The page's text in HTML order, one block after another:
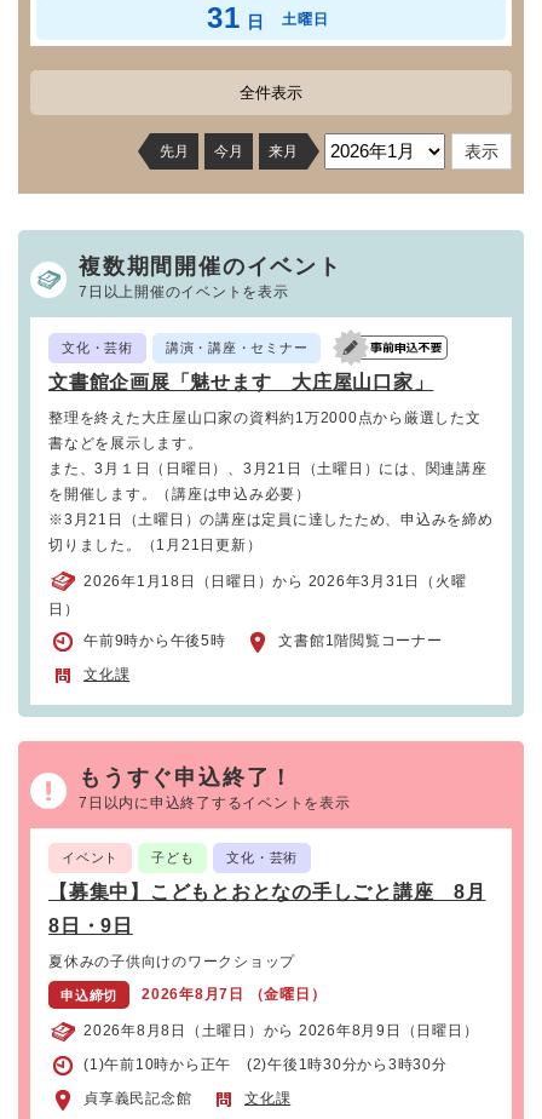
31 日 土曜日
全件表示
先月 今月 来月
複数期間開催のイベント
7日以上開催のイベントを表示
文化・芸術 講演・講座・セミナー
文書館企画展「魅せます 大庄屋山口家」
整理を終えた大庄屋山口家の資料約1万2000点から厳選した文
書などを展示します。
また、3月１日（日曜日）、3月21日（土曜日）には、関連講座
を開催します。（講座は申込み必要）
※3月21日（土曜日）の講座は定員に達したため、申込みを締め
切りました。（1月21日更新）
2026年1月18日（日曜日）から 2026年3月31日（火曜
日）
午前9時から午後5時
文書館1階閲覧コーナー
文化課
もうすぐ申込終了！
7日以内に申込終了するイベントを表示
イベント 子ども 文化・芸術
【募集中】こどもとおとなの手しごと講座 8月
8日・9日
夏休みの子供向けのワークショップ
申込締切 2026年8月7日 （金曜日）
2026年8月8日（土曜日）から 2026年8月9日（日曜日）
(1)午前10時から正午 (2)午後1時30分から3時30分
貞享義民記念館
文化課